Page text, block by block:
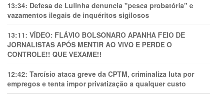
13:34: Defesa de Lulinha denuncia "pesca probatória" e
vazamentos ilegais de inquéritos sigilosos
13:11: VÍDEO: FLÁVIO BOLSONARO APANHA FEIO DE
JORNALISTAS APÓS MENTIR AO VIVO E PERDE O
CONTROLE!! QUE VEXAME!!
12:42: Tarcísio ataca greve da CPTM, criminaliza luta por
empregos e tenta impor privatização a qualquer custo